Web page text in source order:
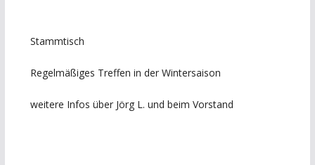
Stammtisch
Regelmäßiges Treffen in der Wintersaison
weitere Infos über Jörg L. und beim Vorstand